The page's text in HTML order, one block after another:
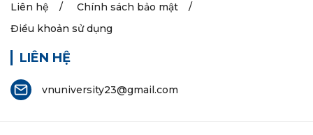
Liên hệ
Chính sách bảo mật
Điều khoản sử dụng
LIÊN HỆ
vnuniversity23@gmail.com